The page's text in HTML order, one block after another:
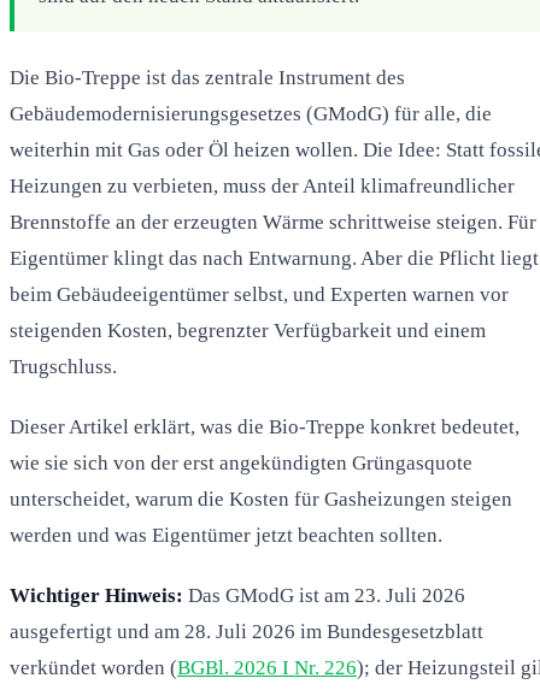
Die Bio-Treppe ist das zentrale Instrument des
Gebäudemodernisierungsgesetzes (GModG) für alle, die
weiterhin mit Gas oder Öl heizen wollen. Die Idee: Statt
Heizungen zu verbieten, muss der Anteil klimafreundlicher
Brennstoffe an der erzeugten Wärme schrittweise steigen. Für
Eigentümer klingt das nach Entwarnung. Aber die Pflicht liegt
beim Gebäudeeigentümer selbst, und Experten warnen vor
steigenden Kosten, begrenzter Verfügbarkeit und einem
Trugschluss.
Dieser Artikel erklärt, was die Bio-Treppe konkret bedeutet,
wie sie sich von der erst angekündigten Grüngasquote
unterscheidet, warum die Kosten für Gasheizungen steigen
werden und was Eigentümer jetzt beachten sollten.
Wichtiger Hinweis: Das GModG ist am 23. Juli 2026
ausgefertigt und am 28. Juli 2026 im Bundesgesetzblatt
verkündet worden (BGBl. 2026 I Nr. 226); der Heizungsteil